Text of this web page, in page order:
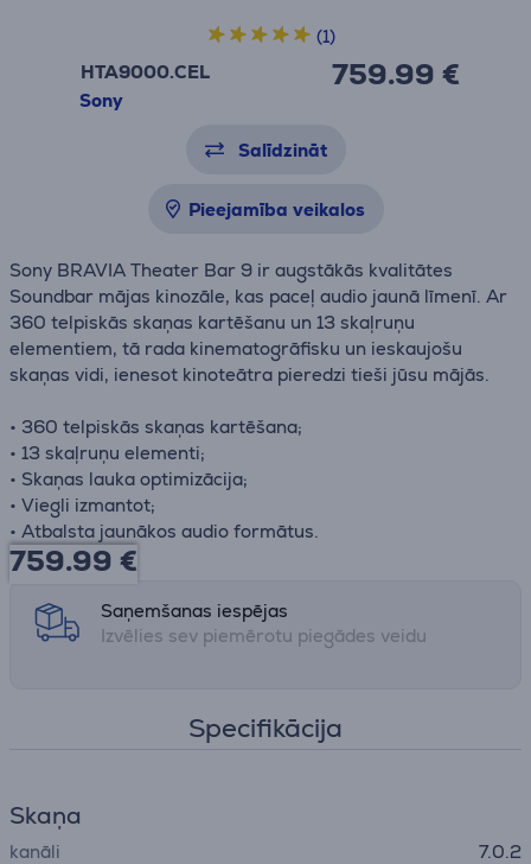
HTA9000.CEL
Sony
759.99 €
(1)
Salīdzināt
Pieejamība veikalos
Sony BRAVIA Theater Bar 9 ir augstākās kvalitātes
Soundbar mājas kinozāle, kas paceļ audio jaunā līmenī. Ar
360 telpiskās skaņas kartēšanu un 13 skaļruņu
elementiem, tā rada kinematogrāfisku un ieskaujošu
skaņas vidi, ienesot kinoteātra pieredzi tieši jūsu mājās.
• 360 telpiskās skaņas kartēšana;
• 13 skaļruņu elementi;
• Skaņas lauka optimizācija;
• Viegli izmantot;
• Atbalsta jaunākos audio formātus.
759.99 €
Saņemšanas iespējas
Izvēlies sev piemērotu piegādes veidu
Specifikācija
Skaņa
kanāli
7.0.2